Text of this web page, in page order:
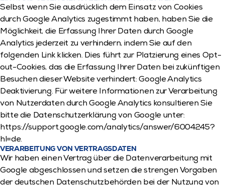
Selbst wenn Sie ausdrücklich dem Einsatz von Cookies
durch Google Analytics zugestimmt haben, haben Sie die
Möglichkeit, die Erfassung Ihrer Daten durch Google
Analytics jederzeit zu verhindern, indem Sie auf den
folgenden Link klicken. Dies führt zur Platzierung eines Opt-
out-Cookies, das die Erfassung Ihrer Daten bei zukünftigen
Besuchen dieser Website verhindert: Google Analytics
Deaktivierung. Für weitere Informationen zur Verarbeitung
von Nutzerdaten durch Google Analytics konsultieren Sie
bitte die Datenschutzerklärung von Google unter:
https://support.google.com/analytics/answer/6004245?
hl=de.
VERARBEITUNG VON VERTRAGSDATEN
Wir haben einen Vertrag über die Datenverarbeitung mit
Google abgeschlossen und setzen die strengen Vorgaben
der deutschen Datenschutzbehörden bei der Nutzung von